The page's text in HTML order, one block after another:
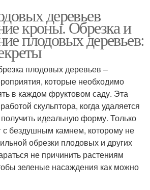
деревьев
кроны. Обрезка и
плодовых деревьев:
плодовых деревьев –
которые необходимо
в каждом фруктовом саду. Эта
скульптора, когда удаляется
идеальную форму. Только
с бездушным камнем, которому не
обрезки плодовых и других
не причинить растениям
зеленые насаждения как можно